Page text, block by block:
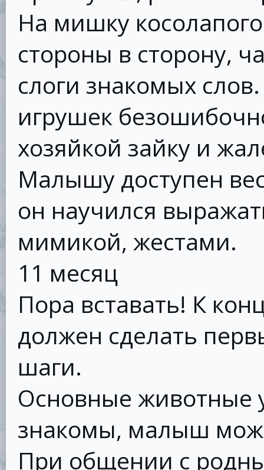
На мишку
стороны в сторону,
слоги знакомых
игрушек
хозяйкой зайку и
Малышу доступен
он научился
мимикой, жестами.
11 месяц
Пора вставать! К
должен сделать
шаги.
Основные животные
знакомы, малыш
При общении с